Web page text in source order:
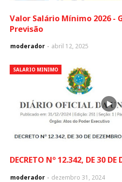
Valor Salário Mínimo 2026 -
Previsão
moderador abril 12, 2025
SALARIO MINIMO
DECRETO Nº 12.342, DE 30 DE
moderador dezembro 31, 2024